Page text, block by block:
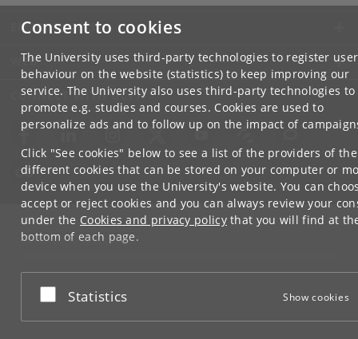
Consent to cookies
The University uses third-party technologies to register user
behaviour on the website (statistics) to keep improving our
service. The University also uses third-party technologies to
promote e.g. studies and courses. Cookies are used to
personalize ads and to follow up on the impact of
Click "See cookies" below to see a list of the providers of the
different cookies that can be stored on your computer or
device when you use the University's website. You can
accept or reject cookies and you can always review your
under the Cookies and privacy policythat you will find at
bottom of each page.
Accept or reject
Statistics Show cookies
EMERGENCIES
WEB
CONNECT WITH UCPH